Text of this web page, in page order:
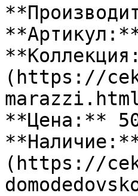
(https://
**Цена:**
(https://